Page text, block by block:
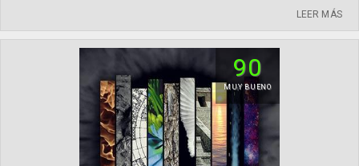
LEER MÁS
90
MUY BUENO